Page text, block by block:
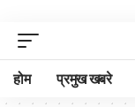
होम प्रमुख खबरे